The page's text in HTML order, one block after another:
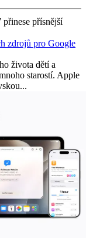
přísnější
zdrojů pro Google
života dětí a
starostí. Apple